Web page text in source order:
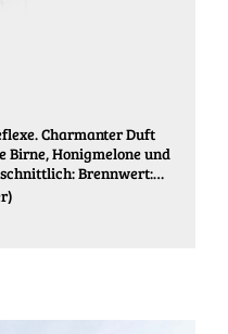
Charmanter Duft
Birne, Honigmelone und
Brennwert:
g (davon) Zucker: 2,1
Fett, gesättigten
Trauben,